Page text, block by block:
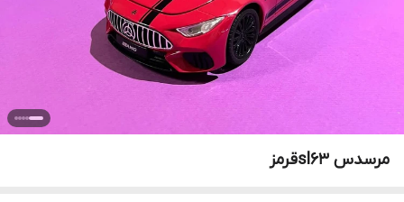
مرسدس sl63قرمز